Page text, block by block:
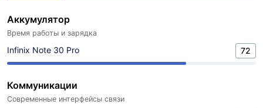
Аккумулятор
Время работы и зарядка
Infinix Note 30 Pro 72
Коммуникации
Современные интерфейсы связи